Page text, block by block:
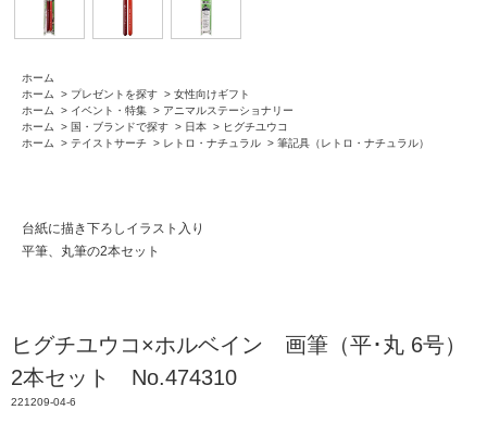
ホーム
ホーム
> プレゼントを探す > 女性向けギフト
ホーム
> イベント・特集 > アニマルステーショナリー
ホーム
> 国・ブランドで探す > 日本 > ヒグチユウコ
ホーム
> テイストサーチ > レトロ・ナチュラル > 筆記具（レトロ・ナチュラル）
台紙に描き下ろしイラスト入り
平筆、丸筆の2本セット
ヒグチユウコ×ホルベイン 画筆（平･丸 6号）
2本セット No.474310
221209-04-6